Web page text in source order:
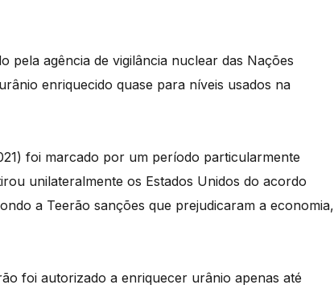
pela agência de vigilância nuclear das Nações
enriquecido quase para níveis usados na
foi marcado por um período particularmente
unilateralmente os Estados Unidos do acordo
a Teerão sanções que prejudicaram a economia,
foi autorizado a enriquecer urânio apenas até